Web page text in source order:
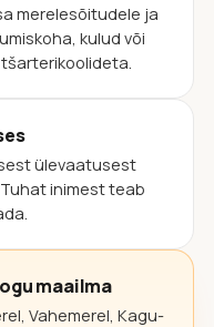
merelesõitudele ja
kulud või
ülevaatusest
inimest teab
maailma
Vahemerel, Kagu-